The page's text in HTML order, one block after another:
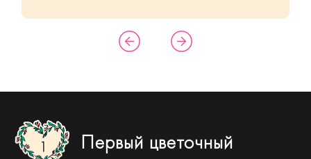
Первый цветочный